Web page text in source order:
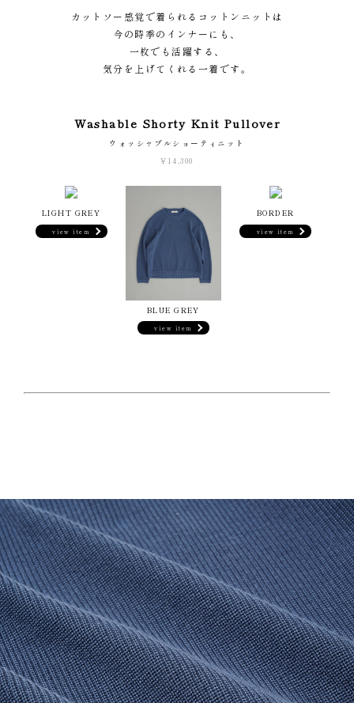
カットソー感覚で着られるコットンニットは
今の時季のインナーにも、
一枚でも活躍する、
気分を上げてくれる一着です。
Washable Shorty Knit Pullover
ウォッシャブルショーティニット
¥14,300
LIGHT GREY
view item
BLUE GREY
view item
BORDER
view item